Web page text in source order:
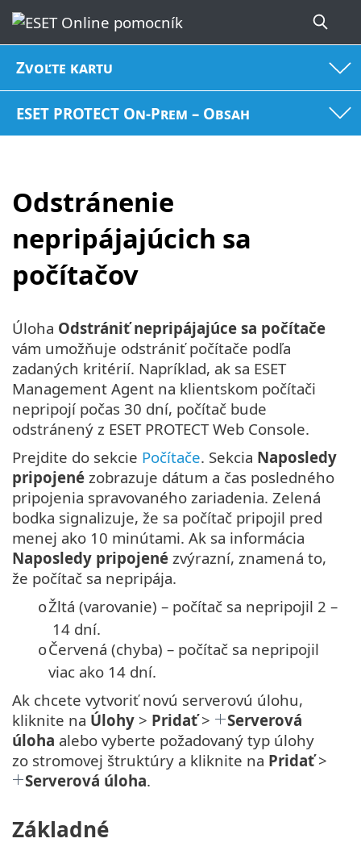
Zvoľte kartu
ESET PROTECT On-Prem – Obsah
Odstránenie
nepripájajúcich sa
počítačov
Úloha Odstrániť nepripájajúce sa počítače
vám umožňuje odstrániť počítače podľa
zadaných kritérií. Napríklad, ak sa ESET
Management Agent na klientskom počítači
nepripojí počas 30 dní, počítač bude
odstránený z ESET PROTECT Web Console.
Prejdite do sekcie Počítače. Sekcia Naposledy
pripojené zobrazuje dátum a čas posledného
pripojenia spravovaného zariadenia. Zelená
bodka signalizuje, že sa počítač pripojil pred
menej ako 10 minútami. Ak sa informácia
Naposledy pripojené zvýrazní, znamená to,
že počítač sa nepripája.
oŽltá (varovanie) – počítač sa nepripojil 2 –
14 dní.
oČervená (chyba) – počítač sa nepripojil
viac ako 14 dní.
Ak chcete vytvoriť novú serverovú úlohu,
kliknite na Úlohy > Pridať>
Serverová
úloha alebo vyberte požadovaný typ úlohy
zo stromovej štruktúry a kliknite na Pridať>
Serverová úloha.
Základné